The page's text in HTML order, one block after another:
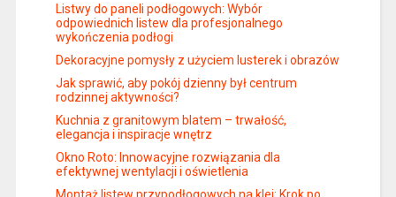
Listwy do paneli podłogowych: Wybór
odpowiednich listew dla profesjonalnego
wykończenia podłogi
Dekoracyjne pomysły z użyciem lusterek i obrazów
Jak sprawić, aby pokój dzienny był centrum
rodzinnej aktywności?
Kuchnia z granitowym blatem – trwałość,
elegancja i inspiracje wnętrz
Okno Roto: Innowacyjne rozwiązania dla
efektywnej wentylacji i oświetlenia
Montaż listew przypodłogowych na klej: Krok po